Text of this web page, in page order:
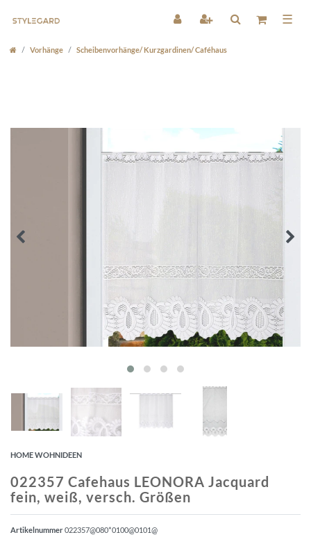
☰
Vorhänge Scheibenvorhänge/ Kurzgardinen/ Caféhaus
HOME WOHNIDEEN
022357 Cafehaus LEONORA Jacquard
fein, weiß, versch. Größen
Artikelnummer022357@080*0100@0101@